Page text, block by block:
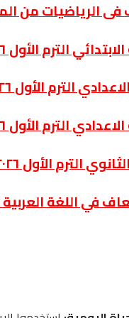
الرياضيات من
الترم الأول ٢٠٢٦
الترم الأول ٢٠٢٦
الترم الأول ٢٠٢٦
الترم الأول ٢٠٢٦
في اللغة